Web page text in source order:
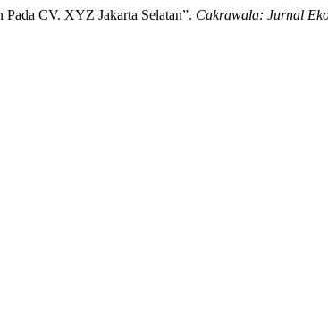
CV. XYZ Jakarta Selatan”. Cakrawala: Jurnal